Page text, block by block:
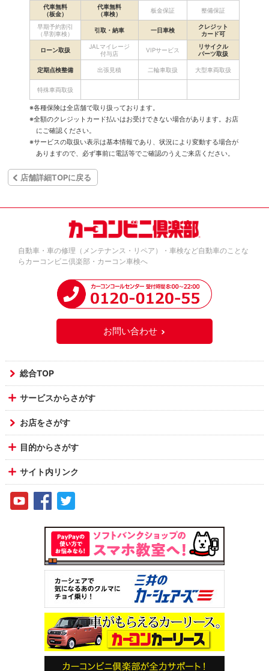
代車無料
（板金）
代車無料
（車検）
板金保証 整備保証
早期予約割引
（早割車検）
引取・納車 一日車検
クレジット
カード可
ローン取扱
JALマイレージ
付与店
VIPサービス
リサイクル
パーツ取扱
定期点検整備 出張見積 二輪車取扱 大型車両取扱
特殊車両取扱
※各種保険は全店舗で取り扱っております。
※全額のクレジットカード払いはお受けできない場合があります。お店
にご確認ください。
※サービスの取扱い表示は基本情報であり、状況により変動する場合が
ありますので、必ず事前に電話等でご確認のうえご来店ください。
店舗詳細TOPに戻る
自動車・車の修理（メンテナンス・リペア）・車検など自動車のことな
らカーコンビニ倶楽部・カーコン車検へ
お問い合わせ
総合TOP
サービスからさがす
お店をさがす
目的からさがす
サイト内リンク